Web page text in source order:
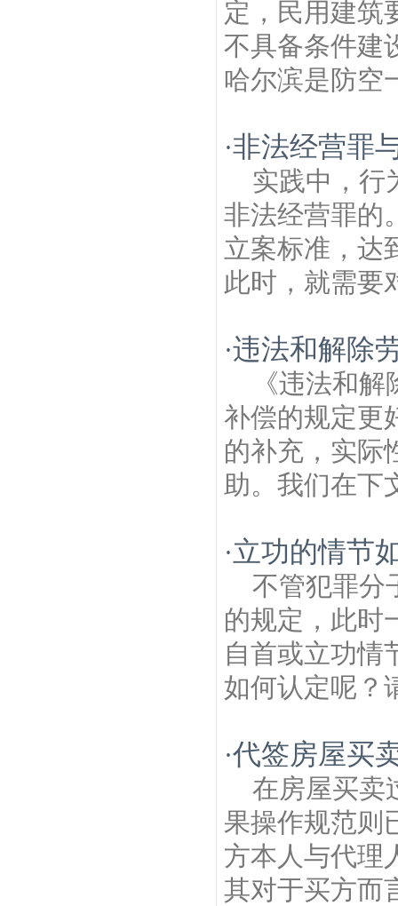
定，民用建筑
不具备条件建
哈尔滨是防空
·非法经营罪
实践中，行
非法经营罪的
立案标准，达
此时，就需要
·违法和解除
《违法和
补偿的规定更
的补充，实际
助。我们在下
·立功的情节
不管犯罪分
的规定，此时
自首或立功情
如何认定呢？
·代签房屋买
在房屋买卖
果操作规范则
方本人与代理
其对于买方而